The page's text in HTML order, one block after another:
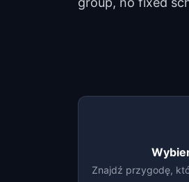
Znajdź przygodę,